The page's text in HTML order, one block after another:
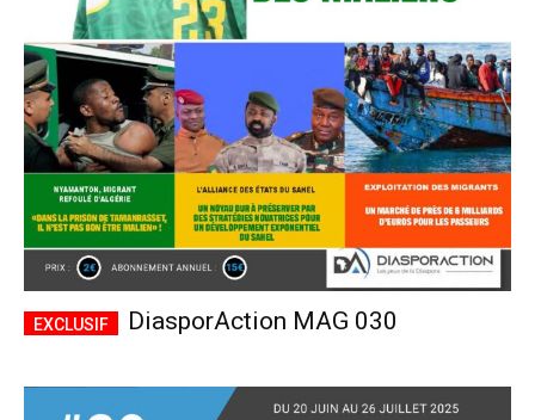
DiasporAction MAG 030